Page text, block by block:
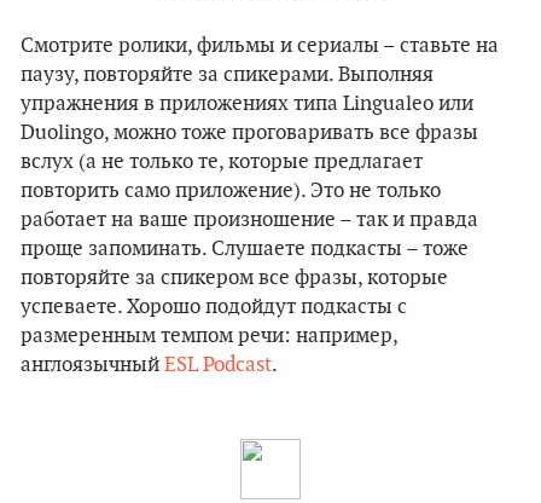
Смотрите ролики, фильмы и сериалы – ставьте на
паузу, повторяйте за спикерами. Выполняя
упражнения в приложениях типа Lingualeo или
Duolingo, можно тоже проговаривать все фразы
вслух (а не только те, которые предлагает
повторить само приложение). Это не только
работает на ваше произношение – так и правда
проще запоминать. Слушаете подкасты – тоже
повторяйте за спикером все фразы, которые
успеваете. Хорошо подойдут подкасты с
размеренным темпом речи: например,
англоязычный ESL Podcast.